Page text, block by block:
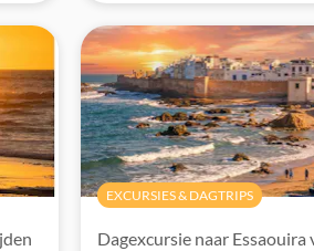
EXCURSIES & DAGTRIPS
Dagexcursie naar Essaouira